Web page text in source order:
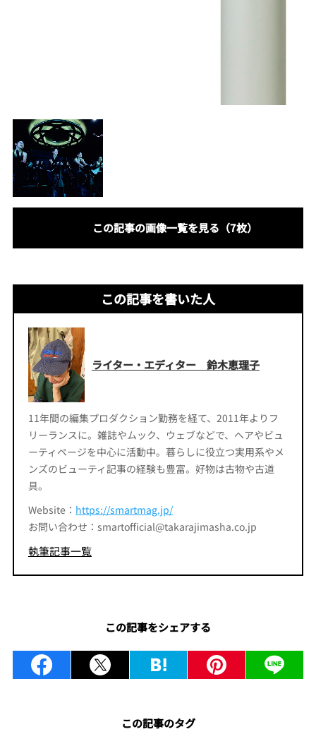
この記事の画像一覧を見る（7枚）
この記事を書いた人
ライター・エディター 鈴木恵理子
11年間の編集プロダクション勤務を経て、2011年よりフ
リーランスに。雑誌やムック、ウェブなどで、ヘアやビュ
ーティページを中心に活動中。暮らしに役立つ実用系やメ
ンズのビューティ記事の経験も豊富。好物は古物や古道
具。
Website： https://smartmag.jp/
お問い合わせ：smartofficial@takarajimasha.co.jp
執筆記事一覧
この記事をシェアする
この記事のタグ